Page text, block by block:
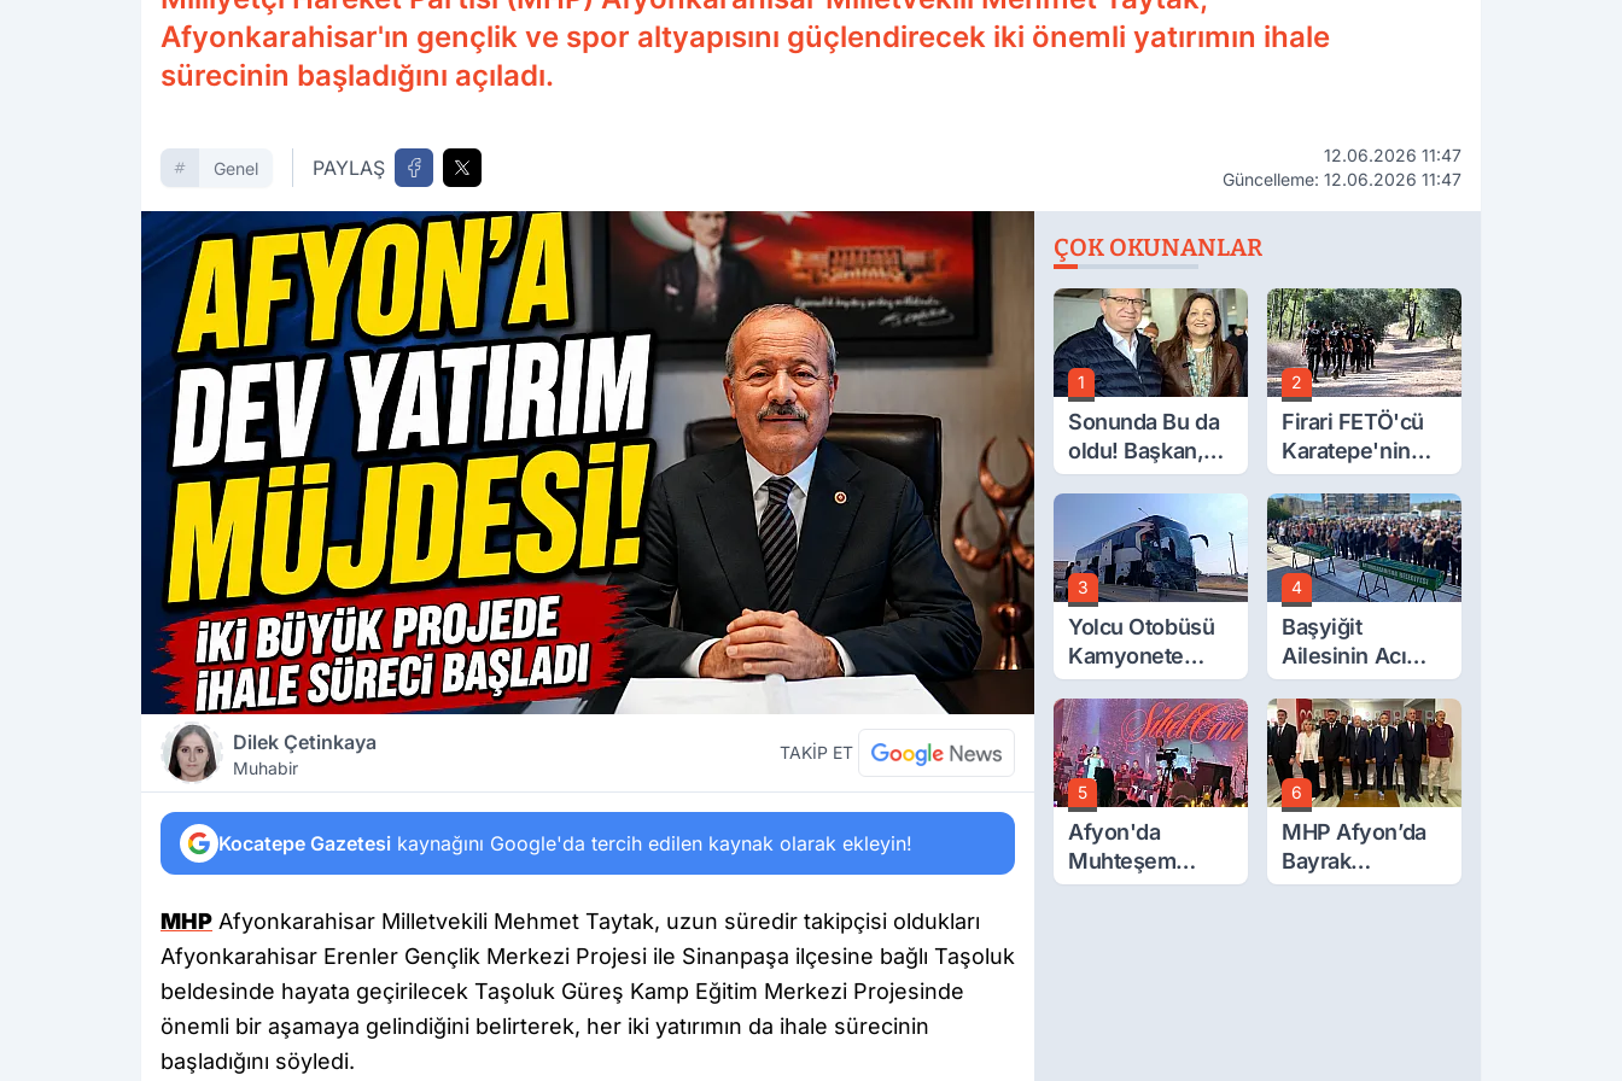
Afyonkarahisar'ın gençlik ve spor altyapısını güçlendirecek iki önemli yatırımın ihale
sürecinin başladığını açıladı.
Genel PAYLAŞ
12.06.2026 11:47
Güncelleme: 12.06.2026 11:47
Dilek Çetinkaya
Muhabir
TAKİP ET
Kocatepe Gazetesi kaynağını Google'da tercih edilen kaynak olarak ekleyin!
MHP Afyonkarahisar Milletvekili Mehmet Taytak, uzun süredir takipçisi oldukları
Afyonkarahisar Erenler Gençlik Merkezi Projesi ile Sinanpaşa ilçesine bağlı Taşoluk
beldesinde hayata geçirilecek Taşoluk Güreş Kamp Eğitim Merkezi Projesinde
önemli bir aşamaya gelindiğini belirterek, her iki yatırımın da ihale sürecinin
başladığını söyledi.
ÇOK OKUNANLAR
1
Sonunda Bu da
oldu! Başkan,
Meclis Üyesini
Bahçesinden
Attırdı
2
Firari FETÖ'cü
Karatepe'nin
Gösterdiği
Yerler Didik
Didik Aranıyor
3
Yolcu Otobüsü
Kamyonete
Çarptı: 1 Ölü, 15
Yaralı
4
Başyiğit
Ailesinin Acı
Günü: Ali
Başyiğit Vefat
Etti
5
Afyon'da
Muhteşem
Düğün
6
MHP Afyon’da
Bayrak
Değişimi!